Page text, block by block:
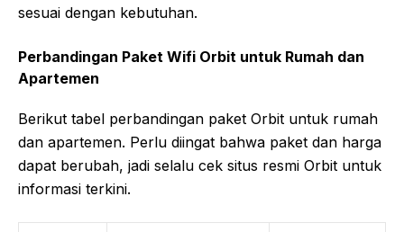
sesuai dengan kebutuhan.
Perbandingan Paket Wifi Orbit untuk Rumah dan
Apartemen
Berikut tabel perbandingan paket Orbit untuk rumah
dan apartemen. Perlu diingat bahwa paket dan harga
dapat berubah, jadi selalu cek situs resmi Orbit untuk
informasi terkini.